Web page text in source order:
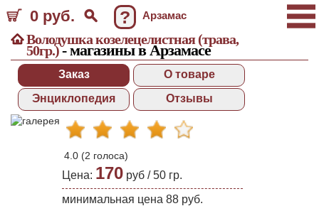
0 руб. ? Арзамас
Володушка козелецелистная (трава,
50гр.)- магазины в Арзамасе
Заказ
О товаре
Энциклопедия
Отзывы
4.0 (2 голоса)
Цена: 170 руб /50 гр.
минимальная цена 88 руб.